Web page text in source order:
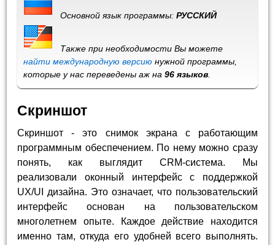
Основной язык программы:РУССКИЙ
Также при необходимости Вы можете
найти международную версию нужной программы,
которые у нас переведены аж на96 языков
Скриншот
Скриншот - это снимок экрана с работающим
программным обеспечением. По нему можно сразу
понять, как выглядит CRM-система. Мы
реализовали оконный интерфейс с поддержкой
UX/UI дизайна. Это означает, что пользовательский
интерфейс основан на пользовательском
многолетнем опыте. Каждое действие находится
именно там, откуда его удобней всего выполнять.